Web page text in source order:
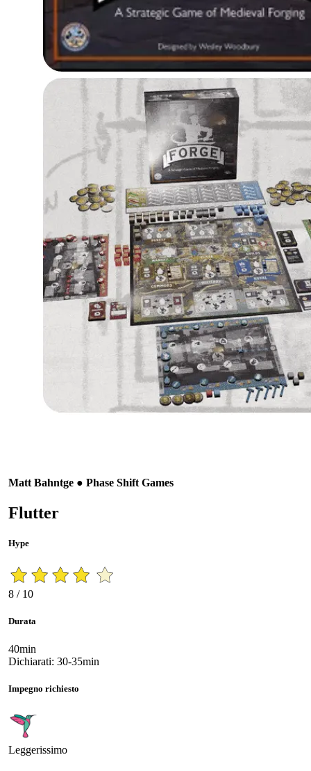
Matt Bahntge ● Phase Shift Games
Flutter
Hype
8 / 10
Durata
40min
Dichiarati: 30-35min
Impegno richiesto
Leggerissimo